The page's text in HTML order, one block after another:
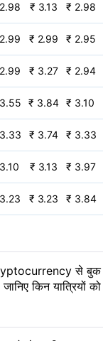
₹ 3.13 ₹ 2.98
₹ 2.99 ₹ 2.95
₹ 3.27 ₹ 2.94
₹ 3.84 ₹ 3.10
₹ 3.74 ₹ 3.33
₹ 3.13 ₹ 3.97
₹ 3.23 ₹ 3.84
से बुक
किन यात्रियों